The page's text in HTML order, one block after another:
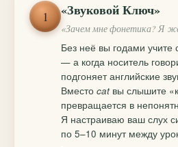
1 «Звуковой Ключ»
«Зачем мне фонетика? Я
Без неё вы годами учите
— а когда носитель
подгоняет английские
Вместо catвы слышите
превращается в
Я настраиваю ваш слух
по 5–10 минут между